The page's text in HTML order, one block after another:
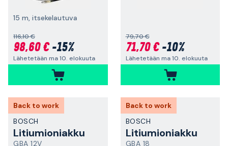
15 m, itsekelautuva
116,10 €
98,60 €-15%
Lähetetään ma 10. elokuuta
79,70 €
71,70 €-10%
Lähetetään ma 10. elokuuta
Back to work
BOSCH
Litiumioniakku
GBA 12V
Back to work
BOSCH
Litiumioniakku
GBA 18